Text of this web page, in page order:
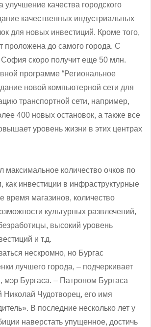
улучшение качества городского
качественных индустриальных
для новых инвестиций. Кроме того,
проложена до самого города. С
София скоро получит еще 50 млн.
программе “Региональное
новой компьютерной сети для
транспортной сети, например,
400 новых остановок, а также все
уровень жизни в этих центрах
максимальное количество очков по
как инвестиции в инфраструктурные
время магазинов, количество
культурных развлечений,
высокий уровень
и т.д.
нескромно, но Бургас
лучшего города, ‒ подчеркивает
мэр Бургаса. – Патроном Бургаса
Николай Чудотворец, его имя
В последние несколько лет у
наверстать упущенное, достичь